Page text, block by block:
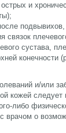
и
связок
сустава,
конечности
и/или
кожей
либо
врачом о